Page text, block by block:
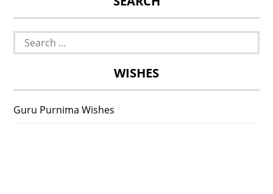
Search
for:
WISHES
Guru Purnima Wishes